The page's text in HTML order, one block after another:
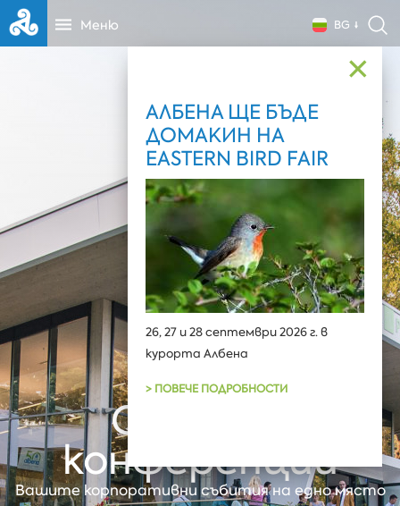
Меню BG
Срещи и
конференции
Вашите корпоративни събития на едно място
✕
АЛБЕНА ЩЕ БЪДЕ
ДОМАКИН НА
EASTERN BIRD FAIR
26, 27 и 28 септември 2026 г. в
курорта Албена
> ПОВЕЧЕ ПОДРОБНОСТИ